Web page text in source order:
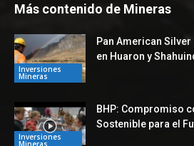
Más contenido de Mineras
Inversiones
Mineras
Pan American
en Huaron y
Inversiones
BHP: Compromiso
Sostenible para el